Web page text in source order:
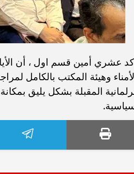
عشري أمين قسم اول ، أن
وهيئة المكتب بالكامل
المقبلة بشكل يليق